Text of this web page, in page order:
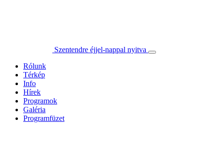
Szentendre éjjel-nappal nyitva
Rólunk
Térkép
Info
Hírek
Programok
Galéria
Programfüzet